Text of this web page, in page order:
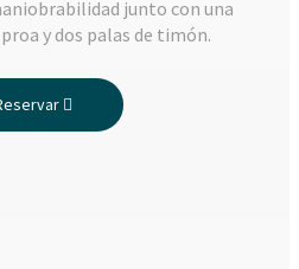
junto con una
y dos palas de timón.